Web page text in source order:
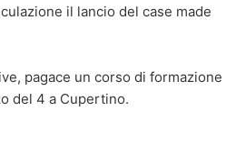
il lancio del case made
pagace un corso di formazione
del 4 a Cupertino.